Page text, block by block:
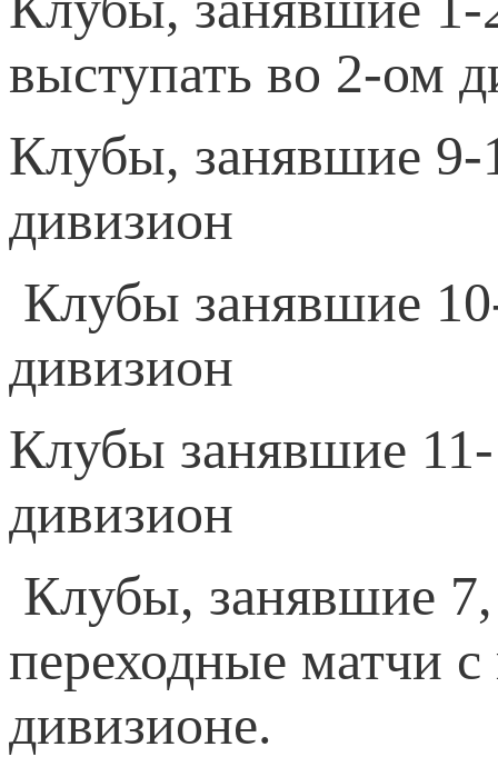
выступать во 2-ом
Клубы, занявшие 9-
дивизион
Клубы занявшие
дивизион
Клубы занявшие 11-
дивизион
Клубы, занявшие
переходные матчи
дивизионе.